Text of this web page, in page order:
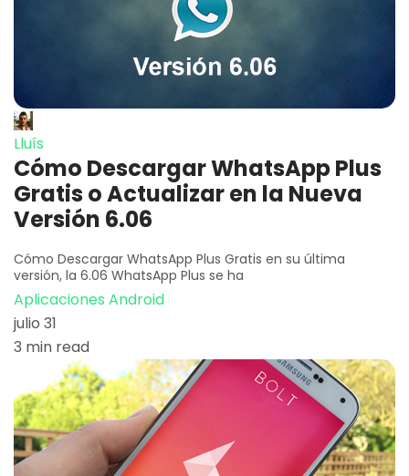
Lluís
Cómo Descargar WhatsApp Plus
Gratis o Actualizar en la Nueva
Versión 6.06
Cómo Descargar WhatsApp Plus Gratis en su última
versión, la 6.06 WhatsApp Plus se ha
Aplicaciones Android
julio 31
3 min read